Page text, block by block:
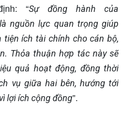
“Sự đồng hành của
nguồn lực quan trọng giúp
ích tài chính cho cán bộ,
Thỏa thuận hợp tác này sẽ
quả hoạt động, đồng thời
vụ giữa hai bên, hướng tới
lợi ích cộng đồng”.